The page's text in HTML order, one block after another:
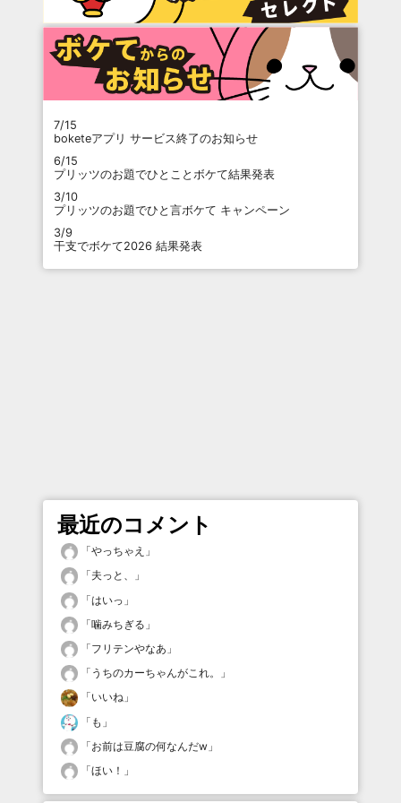
7/15
boketeアプリ サービス終了のお知らせ
6/15
プリッツのお題でひとことボケて結果発表
3/10
プリッツのお題でひと言ボケて キャンペーン
3/9
干支でボケて2026 結果発表
最近のコメント
「やっちゃえ 」
「夫っと、
」
「はいっ 」
「噛みちぎる 」
「フリテンやなあ 」
「 うちのカーちゃんがこれ。
」
「いいね 」
「 も 」
「お前は豆腐の何なんだw 」
「ほい！ 」